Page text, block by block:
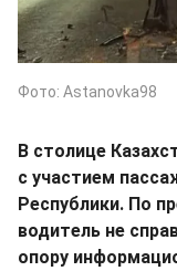
Фото: Astanovka98
В столице
с участием
Республики. По
водитель не
опору